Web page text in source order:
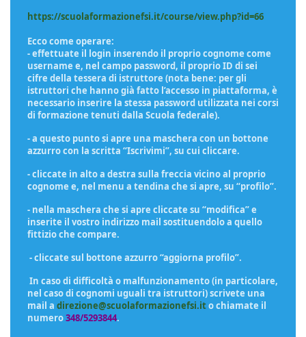
https://scuolaformazionefsi.it/course/view.php?id=66
Ecco come operare:
- effettuate il login inserendo il proprio cognome come
username e, nel campo password, il proprio ID di sei
cifre della tessera di istruttore (nota bene: per gli
istruttori che hanno già fatto l’accesso in piattaforma, è
necessario inserire la stessa password utilizzata nei corsi
di formazione tenuti dalla Scuola federale).
- a questo punto si apre una maschera con un bottone
azzurro con la scritta “Iscrivimi”, su cui cliccare.
- cliccate in alto a destra sulla freccia vicino al proprio
cognome e, nel menu a tendina che si apre, su “profilo”.
- nella maschera che si apre cliccate su “modifica” e
inserite il vostro indirizzo mail sostituendolo a quello
fittizio che compare.
- cliccate sul bottone azzurro “aggiorna profilo”.
In caso di difficoltà o malfunzionamento (in particolare,
nel caso di cognomi uguali tra istruttori) scrivete una
mail a direzione@scuolaformazionefsi.ito chiamate il
numero348/5293844.